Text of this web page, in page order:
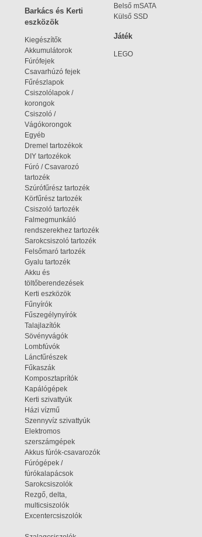
Belső mSATA
Külső SSD
Barkács és Kerti
eszközök
Kiegészítők
Akkumulátorok
Fúrófejek
Csavarhúzó fejek
Fűrészlapok
Csiszolólapok /
korongok
Csiszoló /
Vágókorongok
Egyéb
Dremel tartozékok
DIY tartozékok
Fúró / Csavarozó
tartozék
Szúrófűrész tartozék
Körfűrész tartozék
Csiszoló tartozék
Falmegmunkáló
rendszerekhez tartozék
Sarokcsiszoló tartozék
Felsőmaró tartozék
Gyalu tartozék
Akku és
töltőberendezések
Kerti eszközök
Fűnyírók
Fűszegélynyírók
Talajlazítók
Sövényvágók
Lombfúvók
Láncfűrészek
Fűkaszák
Komposztaprítók
Kapálógépek
Kerti szivattyúk
Házi vízmű
Szennyvíz szivattyúk
Elektromos
szerszámgépek
Akkus fúrók-csavarozók
Fúrógépek /
fúrókalapácsok
Sarokcsiszolók
Rezgő, delta,
multicsiszolók
Excentercsiszolók
Játék
LEGO